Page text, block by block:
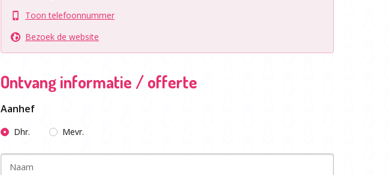
Toon telefoonnummer
Bezoek de website
Ontvang informatie / offerte
Aanhef
Dhr. Mevr.
Naam